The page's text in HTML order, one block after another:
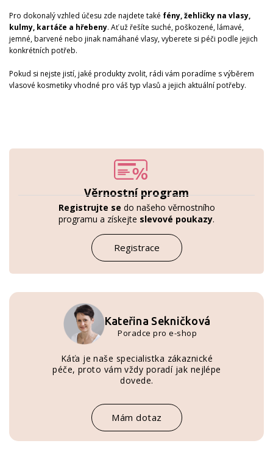
Věrnostní program
Registrujte se do našeho věrnostního
programu a získejte slevové poukazy.
Registrace
Kateřina Sekničková
Poradce pro e-shop
Káťa je naše specialistka zákaznické
péče, proto vám vždy poradí jak nejlépe
dovede.
Mám dotaz
Pro dokonalý vzhled účesu zde najdete také fé­ny, žehličky na vlasy,
kulmy, kartáče a hřebeny. Ať už řešíte suché, poškozené, lámavé,
jemné, barvené nebo jinak namáhané vlasy, vyberete si péči podle jejich
konkrétních potřeb.
Pokud si nejste jistí, jaké produkty zvolit, rádi vám poradíme s výběrem
vlasové kosmetiky vhodné pro váš typ vlasů a jejich aktuální potřeby.